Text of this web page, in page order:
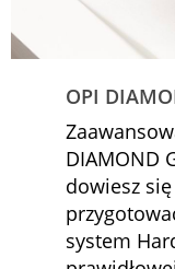
OPI
DIAMOND
dowiesz
system